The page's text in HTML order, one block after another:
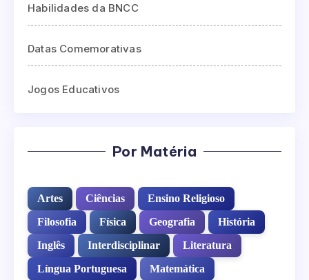
Habilidades da BNCC
Datas Comemorativas
Jogos Educativos
Por Matéria
Artes Ciências
Ensino Religioso
Filosofia
Física Geografia
História
Inglês
Interdisciplinar
Literatura
Língua Portuguesa
Matemática